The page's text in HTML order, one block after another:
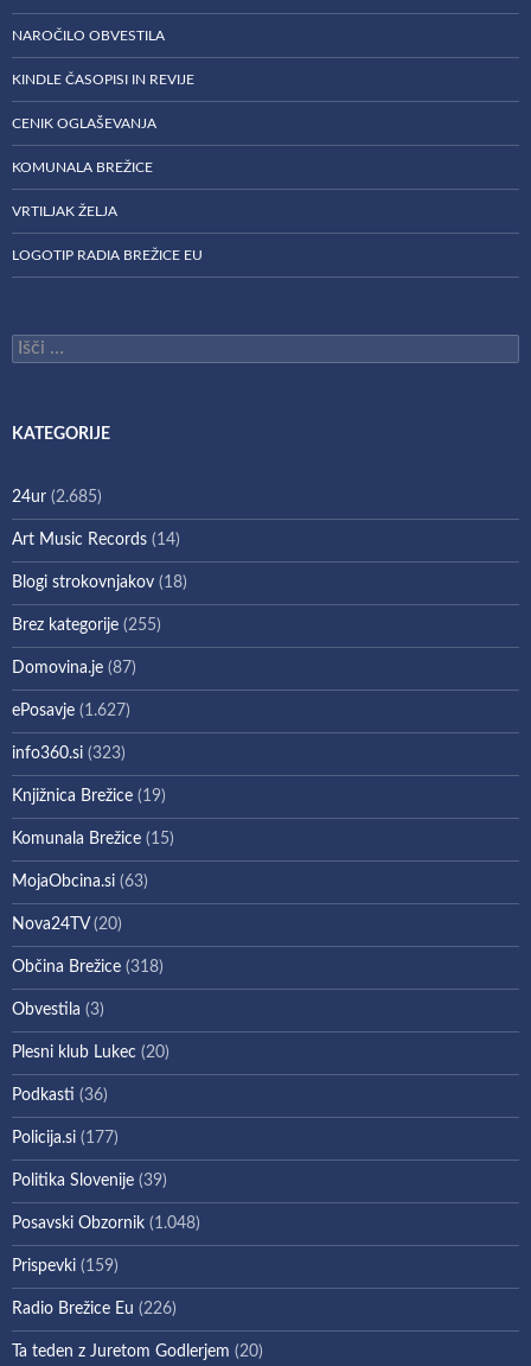
NAROČILO OBVESTILA
KINDLE ČASOPISI IN REVIJE
CENIK OGLAŠEVANJA
KOMUNALA BREŽICE
VRTILJAK ŽELJA
LOGOTIP RADIA BREŽICE EU
Išči:
KATEGORIJE
24ur (2.685)
Art Music Records (14)
Blogi strokovnjakov (18)
Brez kategorije (255)
Domovina.je (87)
ePosavje (1.627)
info360.si (323)
Knjižnica Brežice (19)
Komunala Brežice (15)
MojaObcina.si (63)
Nova24TV(20)
Občina Brežice (318)
Obvestila (3)
Plesni klub Lukec (20)
Podkasti (36)
Policija.si (177)
Politika Slovenije (39)
Posavski Obzornik (1.048)
Prispevki (159)
Radio Brežice Eu (226)
Ta teden z Juretom Godlerjem (20)